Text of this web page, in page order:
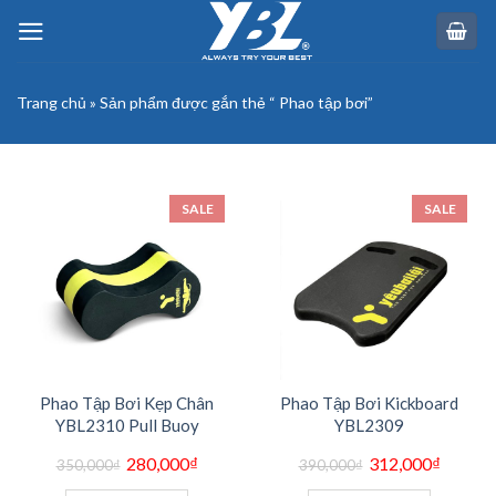
Trang chủ » Sản phẩm được gắn thẻ “ Phao tập bơi”
SALE
Phao Tập Bơi Kẹp Chân
YBL2310 Pull Buoy
350,000₫
Giá
gốc
là:
280,000₫Giá
hiện
SALE
Phao Tập Bơi Kickboard
YBL2309
390,000₫
Giá
gốc
là:
312,000₫Giá
hiện